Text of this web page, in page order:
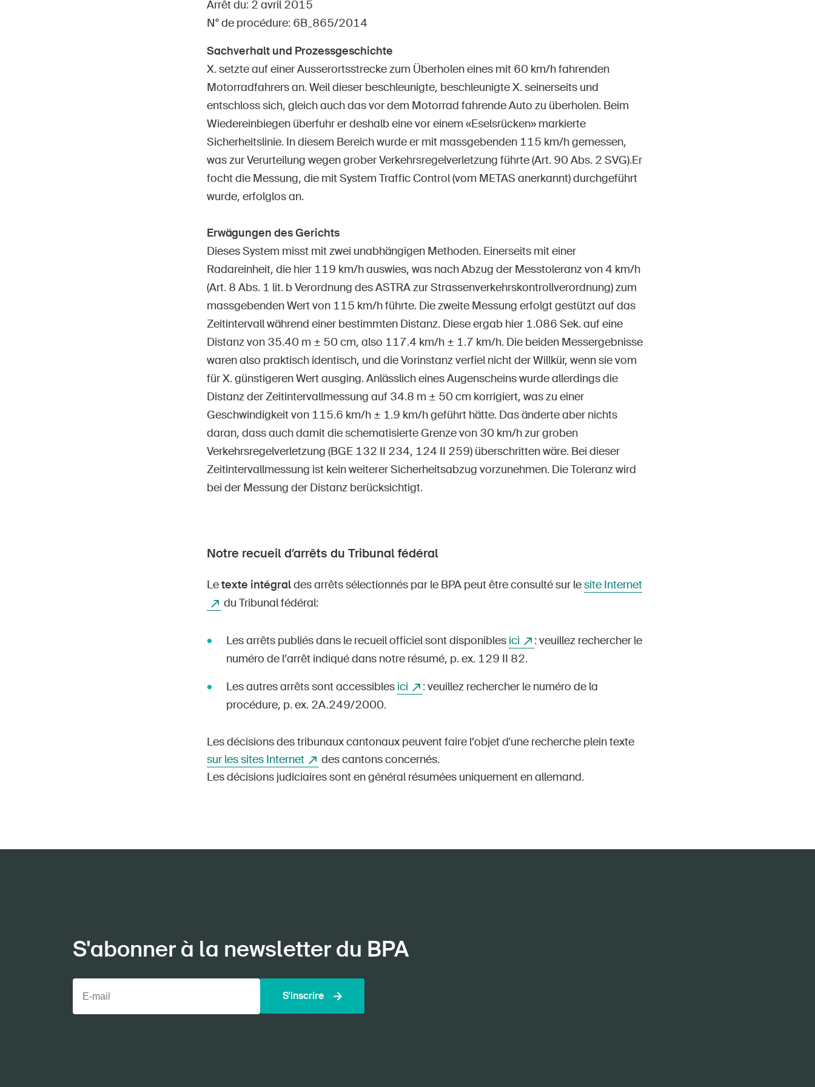
Page d'accueil S'abonner à la newsletter
Arrêt du: 2 avril 2015
N° de procédure: 6B_865/2014
Sachverhalt und Prozessgeschichte
X. setzte auf einer Ausserortsstrecke zum Überholen eines mit 60 km/h fahrenden
Motorradfahrers an. Weil dieser beschleunigte, beschleunigte X. seinerseits und
entschloss sich, gleich auch das vor dem Motorrad fahrende Auto zu überholen. Beim
Wiedereinbiegen überfuhr er deshalb eine vor einem «Eselsrücken» markierte
Sicherheitslinie. In diesem Bereich wurde er mit massgebenden 115 km/h gemessen,
was zur Verurteilung wegen grober Verkehrsregelverletzung führte (Art. 90 Abs. 2 SVG).Er
focht die Messung, die mit System Traffic Control (vom METAS anerkannt) durchgeführt
wurde, erfolglos an.
Erwägungen des Gerichts
Dieses System misst mit zwei unabhängigen Methoden. Einerseits mit einer
Radareinheit, die hier 119 km/h auswies, was nach Abzug der Messtoleranz von 4 km/h
(Art. 8 Abs. 1 lit. b Verordnung des ASTRA zur Strassenverkehrskontrollverordnung) zum
massgebenden Wert von 115 km/h führte. Die zweite Messung erfolgt gestützt auf das
Zeitintervall während einer bestimmten Distanz. Diese ergab hier 1.086 Sek. auf eine
Distanz von 35.40 m ± 50 cm, also 117.4 km/h ± 1.7 km/h. Die beiden Messergebnisse
waren also praktisch identisch, und die Vorinstanz verfiel nicht der Willkür, wenn sie vom
für X. günstigeren Wert ausging. Anlässlich eines Augenscheins wurde allerdings die
Distanz der Zeitintervallmessung auf 34.8 m ± 50 cm korrigiert, was zu einer
Geschwindigkeit von 115.6 km/h ± 1.9 km/h geführt hätte. Das änderte aber nichts
daran, dass auch damit die schematisierte Grenze von 30 km/h zur groben
Verkehrsregelverletzung (BGE 132 II 234, 124 II 259) überschritten wäre. Bei dieser
Zeitintervallmessung ist kein weiterer Sicherheitsabzug vorzunehmen. Die Toleranz wird
bei der Messung der Distanz berücksichtigt.
Notre recueil d’arrêts du Tribunal fédéral
Letexte intégraldes arrêts sélectionnés par le BPA peut être consulté sur lesite Internet
du Tribunal fédéral:
Les arrêts publiés dans le recueil officiel sont disponibles ici
: veuillez rechercher le
numéro de l’arrêt indiqué dans notre résumé, p. ex. 129 II 82.
Les autres arrêts sont accessibles ici
: veuillez rechercher le numéro de la
procédure, p. ex. 2A.249/2000.
Les décisions des tribunaux cantonaux peuvent faire l’objet d'une recherche plein texte
sur les sites Internet
des cantons concernés.
Les décisions judiciaires sont en général résumées uniquement en allemand.
S'abonner à la newsletter du BPA
S'inscrire